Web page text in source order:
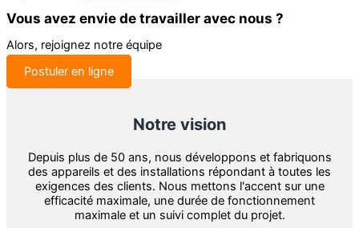
Vous avez envie de travailler avec nous ?
Alors, rejoignez notre équipe
Postuler en ligne
Notre vision
Depuis plus de 50 ans, nous développons et fabriquons
des appareils et des installations répondant à toutes les
exigences des clients. Nous mettons l'accent sur une
efficacité maximale, une durée de fonctionnement
maximale et un suivi complet du projet.